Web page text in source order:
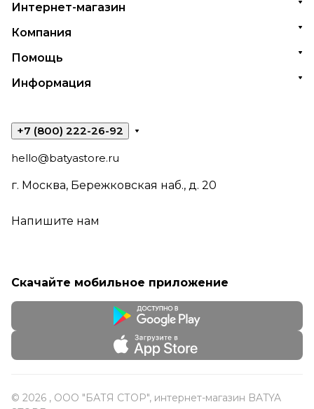
Интернет-магазин
Компания
Помощь
Информация
+7 (800) 222-26-92
hello@batyastore.ru
г. Москва, Бережковская наб., д. 20
Напишите нам
Скачайте мобильное приложение
© 2026 , ООО "БАТЯ СТОР", интернет-магазин BATYA